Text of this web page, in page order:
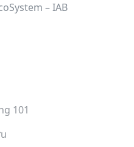
– IAB
101